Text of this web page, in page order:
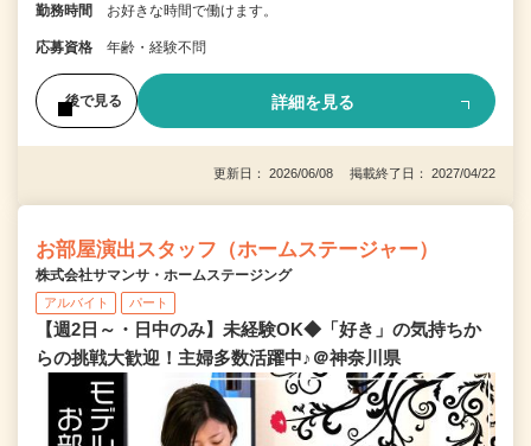
勤務時間 お好きな時間で働けます。
応募資格 年齢・経験不問
後で見る 詳細を見る
更新日： 2026/06/08 掲載終了日： 2027/04/22
お部屋演出スタッフ（ホームステージャー）
株式会社サマンサ・ホームステージング
アルバイト パート
【週2日～・日中のみ】未経験OK◆「好き」の気持ちか
らの挑戦大歓迎！主婦多数活躍中♪＠神奈川県